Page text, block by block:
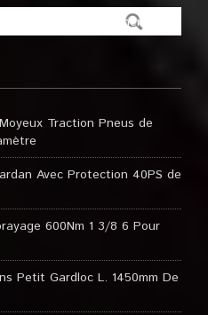
Traction Pneus de
Avec Protection 40PS de
600Nm 1 3/8 6 Pour
Petit Gardloc L. 1450mm De